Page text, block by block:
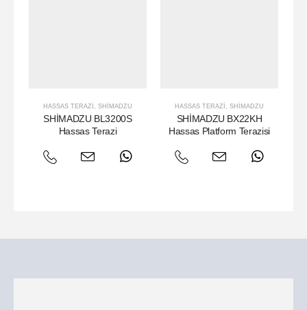
HASSAS TERAZI SHIMADZU
SHİMADZU BL3200S
Hassas Terazi
HASSAS TERAZI SHIMADZU
SHİMADZU BX22KH
Hassas Platform Terazisi